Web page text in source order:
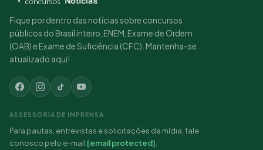
Fique por dentro das notícias sobre concursos
públicos do Brasil inteiro, ENEM, Exame de Ordem
(OAB) e Exame de Suficiência (CFC). Mantenha-se
atualizado aqui!
ASSESSORIA DE IMPRENSA
Para pautas, entrevistas e solicitações da mídia, fale
conosco pelo e-mail [email protected]